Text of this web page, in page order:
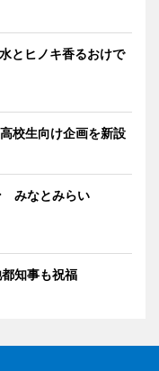
とヒノキ香るおけで
校生向け企画を新設
みなとみらい
知事も祝福